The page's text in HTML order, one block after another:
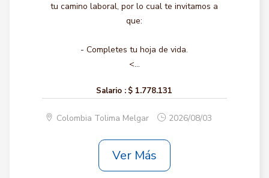
tu camino laboral, por lo cual te invitamos a
que:
- Completes tu hoja de vida.
<...
Salario : $ 1.778.131
Colombia Tolima Melgar 2026/08/03
Ver Más